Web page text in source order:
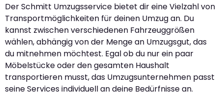
Der Schmitt Umzugsservice bietet dir eine Vielzahl von
Transportmöglichkeiten für deinen Umzug an. Du
kannst zwischen verschiedenen Fahrzeuggrößen
wählen, abhängig von der Menge an Umzugsgut, das
du mitnehmen möchtest. Egal ob du nur ein paar
Möbelstücke oder den gesamten Haushalt
transportieren musst, das Umzugsunternehmen passt
seine Services individuell an deine Bedürfnisse an.